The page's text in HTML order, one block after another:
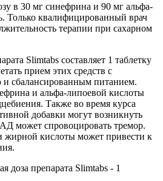
в 30 мг синефрина и 90 мг альфа-
Только квалифицированный врач
терапии при сахарном
Slimtabs составляет 1 таблетку
прием этих средств с
и сбалансированным питанием.
и альфа-липоевой кислоты
Также во время курса
добавки могут возникнуть
может спровоцировать тремор.
жирной кислоты может привести к